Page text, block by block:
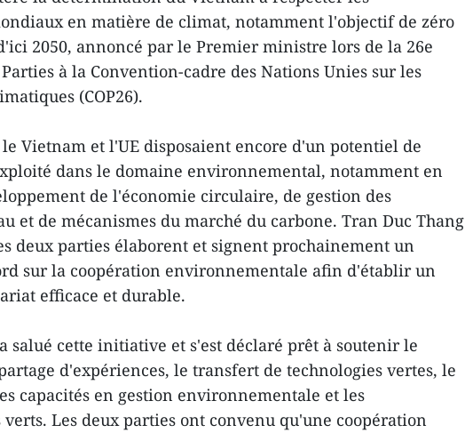
en matière de climat, notamment l'objectif de zéro
2050, annoncé par le Premier ministre lors de la 26e
à la Convention-cadre des Nations Unies sur les
(COP26).
Vietnam et l'UE disposaient encore d'un potentiel de
dans le domaine environnemental, notamment en
de l'économie circulaire, de gestion des
et de mécanismes du marché du carbone. Tran Duc Thang
deux parties élaborent et signent prochainement un
sur la coopération environnementale afin d'établir un
efficace et durable.
salué cette initiative et s'est déclaré prêt à soutenir le
d'expériences, le transfert de technologies vertes, le
capacités en gestion environnementale et les
Les deux parties ont convenu qu'une coopération